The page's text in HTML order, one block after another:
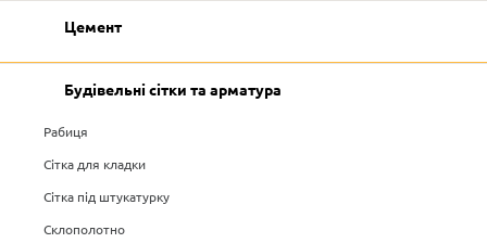
Цемент
Будівельні сітки та арматура
Рабиця
Сітка для кладки
Сітка під штукатурку
Склополотно